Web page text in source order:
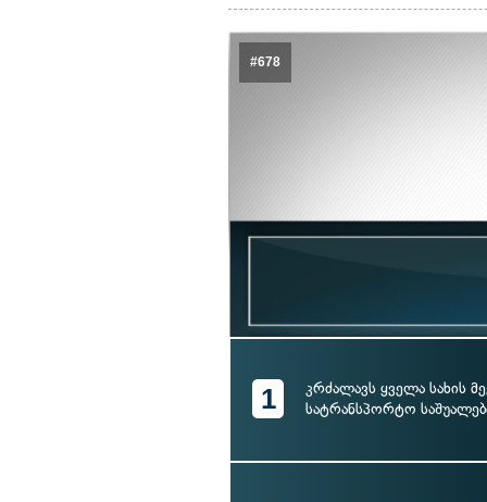
#678
1
კრძალავს ყველა სახის
სატრანსპორტო